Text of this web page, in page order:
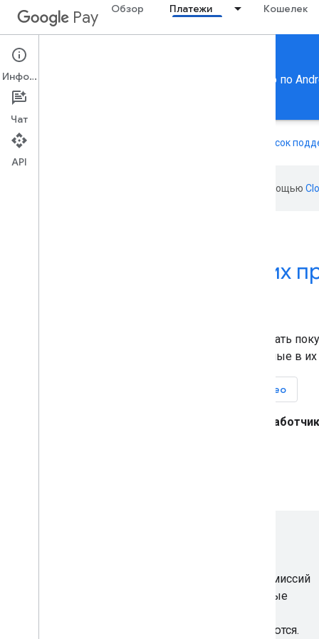
Pay Обзор Платежи Кошелек
Google Pay for Payments
Получите ссылки на справочную документацию по
событий упрощенных транзакций.
API Google Pay теперь доступен по всему миру. См. список
Эта страница переведена с помощью
Удобные платежи в ваших
Google Pay позволяет вашим клиентам оплачивать
кнопки — используя способы оплаты, сохраненные в их
Смотрите видео
Или ознакомьтесь с документацией для
Google не взимает никаких дополнительных комиссий
за прием платежей через Google Pay. Стандартные
платежного провайдера по-прежнему применяются.
Информация
Чат
API